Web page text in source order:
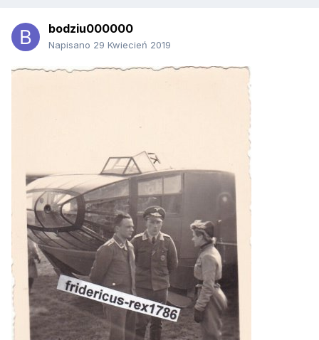
bodziu000000
Napisano 29 Kwiecień 2019